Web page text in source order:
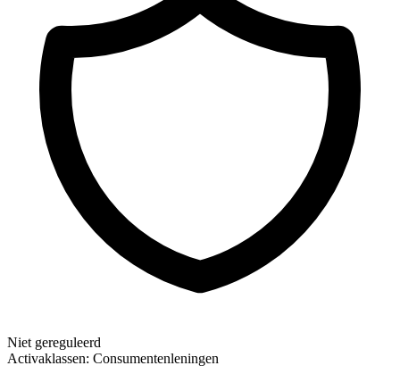
Niet gereguleerd
Activaklassen: Consumentenleningen